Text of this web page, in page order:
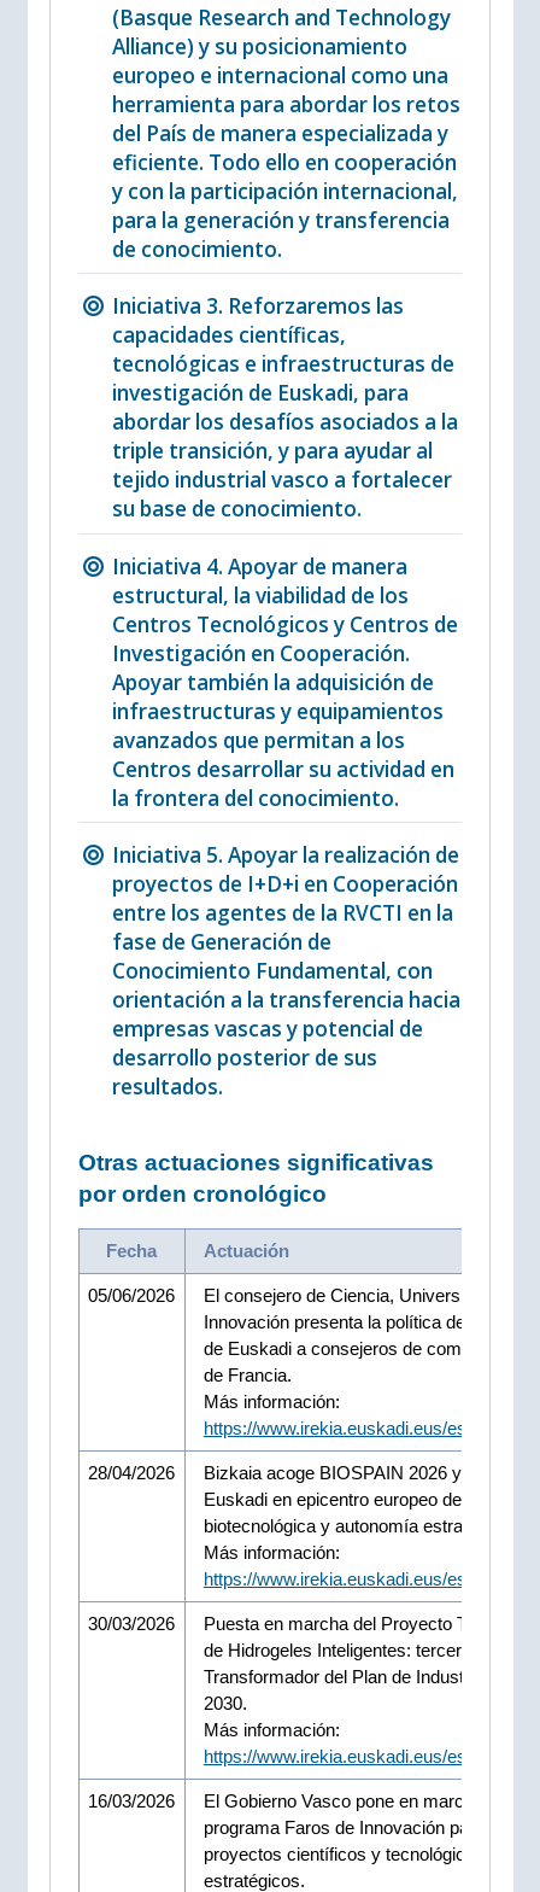
(Basque Research and Technology
Alliance) y su posicionamiento
europeo e internacional como una
herramienta para abordar los retos
del País de manera especializada y
eficiente. Todo ello en cooperación
y con la participación internacional,
para la generación y transferencia
de conocimiento.
Iniciativa 3. Reforzaremos las
capacidades científicas,
tecnológicas e infraestructuras de
investigación de Euskadi, para
abordar los desafíos asociados a la
triple transición, y para ayudar al
tejido industrial vasco a fortalecer
su base de conocimiento.
Iniciativa 4. Apoyar de manera
estructural, la viabilidad de los
Centros Tecnológicos y Centros de
Investigación en Cooperación.
Apoyar también la adquisición de
infraestructuras y equipamientos
avanzados que permitan a los
Centros desarrollar su actividad en
la frontera del conocimiento.
Iniciativa 5. Apoyar la realización de
proyectos de I+D+i en Cooperación
entre los agentes de la RVCTI en la
fase de Generación de
Conocimiento Fundamental, con
orientación a la transferencia hacia
empresas vascas y potencial de
desarrollo posterior de sus
resultados.
Otras actuaciones significativas
por orden cronológico
Fecha Actuación
05/06/2026
El consejero de Ciencia, Universidades e
Innovación presenta la política de
de Euskadi a consejeros de comercio
de Francia.
Más información:
https://www.irekia.euskadi.eus/es/news/
28/04/2026
Bizkaia acoge BIOSPAIN 2026 y convierte
Euskadi en epicentro europeo de
biotecnológica y autonomía estratégica.
Más información:
https://www.irekia.euskadi.eus/es/news/
30/03/2026
Puesta en marcha del Proyecto
de Hidrogeles Inteligentes: tercer Proyecto
Transformador del Plan de Industria
2030.
Más información:
https://www.irekia.euskadi.eus/es/news/
16/03/2026
El Gobierno Vasco pone en marcha el
programa Faros de Innovación para
proyectos científicos y tecnológicos
estratégicos.